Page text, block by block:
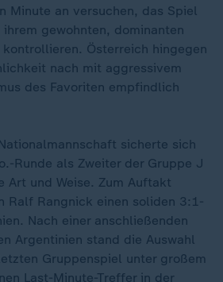
Minute an versuchen, das Spiel
gewohnten, dominanten
Österreich hingegen
nach mit aggressivem
des Favoriten empfindlich
sicherte sich
Runde als Zweiter der Gruppe J
Art und Weise. Zum Auftakt
Ralf Rangnick einen soliden 3:1-
Nach einer anschließenden
Argentinien stand die Auswahl
Gruppenspiel unter großem
Last-Minute-Treffer in der